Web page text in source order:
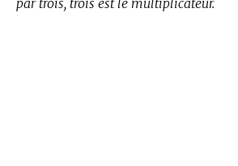
par trois, trois est le multiplicateur.